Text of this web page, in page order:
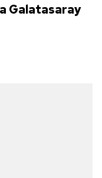
Galatasaray